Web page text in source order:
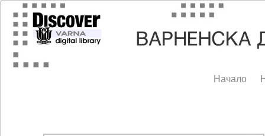
Начало